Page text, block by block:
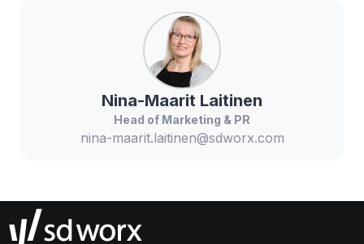
Nina-Maarit Laitinen
Head of Marketing & PR
nina-maarit.laitinen@sdworx.com